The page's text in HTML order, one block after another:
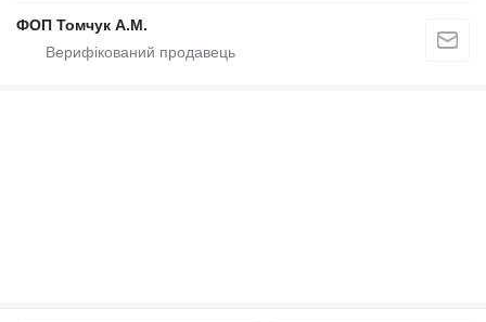
ФОП Томчук А.М.